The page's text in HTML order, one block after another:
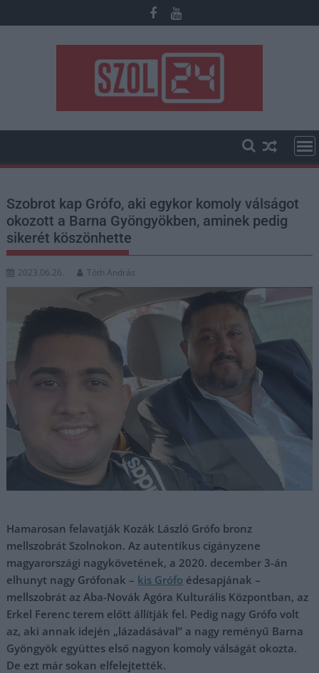
to
Szobrot kap Grófo, aki egykor komoly válságot
okozott a Barna Gyöngyökben, aminek pedig
sikerét köszönhette
2023.06.26. Tóth András
Hamarosan felavatják Kozák László Grófo bronz
mellszobrát Szolnokon. Az autentikus cigányzene
magyarországi nagykövetének, a 2020. december 3-án
elhunyt nagy Grófonak – kis Grófo édesapjának –
mellszobrát az Aba-Novák Agóra Kulturális Központban, az
Erkel Ferenc terem előtt állítják fel. Pedig nagy Grófo volt
az, aki annak idején „lázadásával” a nagy reményű Barna
Gyöngyök együttes első nagyon komoly válságát okozta.
De ezt már sokan elfelejtették.